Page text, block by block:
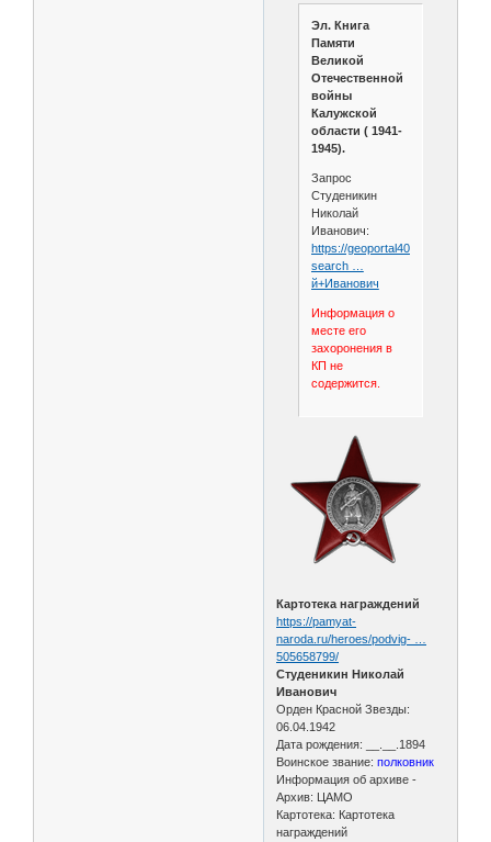
Эл. Книга
Памяти
Великой
Отечественной
войны
Калужской
области ( 1941-
1945).
Запрос
Студеникин
Николай
Иванович:
https://geoportal40.ru/memorial/?
search …
й+Иванович
Информация о
месте его
захоронения в
КП не
содержится.
Картотека награждений
https://pamyat-
naroda.ru/heroes/podvig- …
505658799/
Студеникин Николай
Иванович
Орден Красной Звезды:
06.04.1942
Дата рождения: __.__.1894
Воинское звание:полковник
Информация об архиве -
Архив: ЦАМО
Картотека: Картотека
награждений